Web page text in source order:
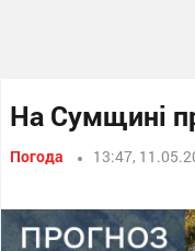
На Сумщині
Погода 13:47,